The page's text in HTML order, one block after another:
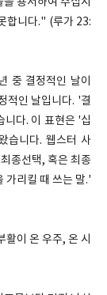
합니다." (루가 23:
중 결정적인 날이
적인 날입니다. '결
다. 이 표현은 '십
습니다. 웹스터 사
종선택, 혹은 최종
가리킬 때 쓰는 말.'
이 온 우주, 온 시